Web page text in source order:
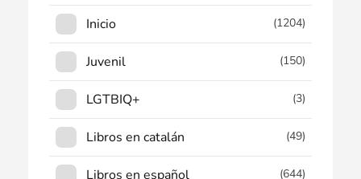
Inicio (1204)
Juvenil (150)
LGTBIQ+ (3)
Libros en catalán (49)
Libros en español (644)